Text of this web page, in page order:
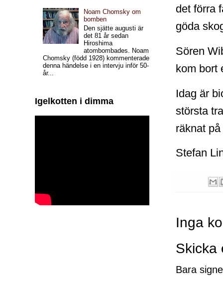
det förra
göda
Sören
kom bort
Idag är
största
räknat
Stefan
Inga
Skicka
Bara
Noam Chomsky om
bomben
Den sjätte augusti är
det 81 år sedan
Hiroshima
atombombades. Noam
Chomsky (född 1928) kommenterade
denna händelse i en intervju inför 50-
år...
Igelkotten i dimma